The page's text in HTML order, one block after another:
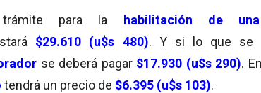
trámite para la habilitación de
$29.610 (u$s 480). Y si lo que se
se deberá pagar $17.930 (u$s 290).
tendrá un precio de $6.395 (u$s 103).